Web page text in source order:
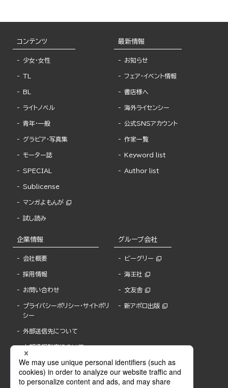
コンテンツ
少女・女性
TL
BL
ライトノベル
青年・一般
グラビア・写真集
モーター誌
SPECIAL
Sublicense
マンガよもんが
試し読み
最新情報
お知らせ
フェア・イベント情報
書店様へ
海外ライセンシー
公式SNSアカウント
作家一覧
Keyword list
Author list
企業情報
会社概要
採用情報
お問い合わせ
プライバシーポリシー・サイトポリ
シー
外部送信先について
内部通報制度について
グループ会社
ビーグリー
海王社
文友舎
新アポロ出版